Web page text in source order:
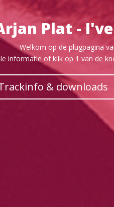
Plat -
Welkom op de plugpagina
informatie of klik op 1 van de
& downloads